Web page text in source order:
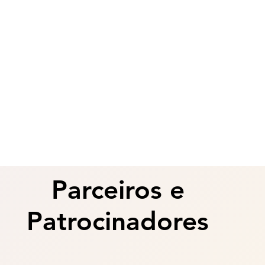
Parceiros e
Patrocinadores
Parceiros e
Patrocinadores